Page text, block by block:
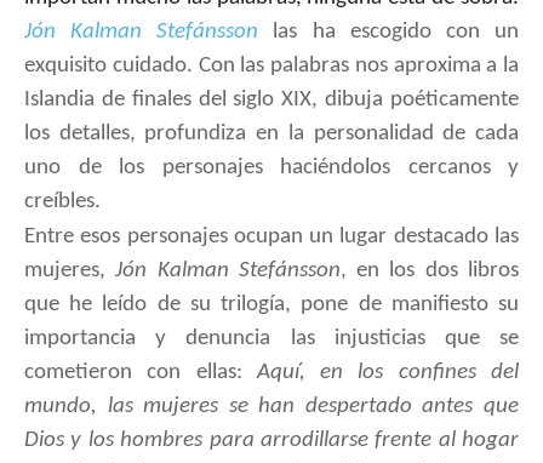
Jón Kalman Stefánsson
las ha escogido con un
exquisito cuidado. Con las palabras nos aproxima a la
Islandia de finales del siglo XIX, dibuja poéticamente
los detalles, profundiza en la personalidad de cada
uno de los personajes haciéndolos cercanos y
creíbles.
Entre esos personajes ocupan un lugar destacado las
mujeres, Jón Kalman Stefánsson, en los dos libros
que he leído de su trilogía, pone de manifiesto su
importancia y denuncia las injusticias que se
cometieron con ellas:Aquí, en los confines del
mundo, las mujeres se han despertado antes que
Dios y los hombres para arrodillarse frente al hogar